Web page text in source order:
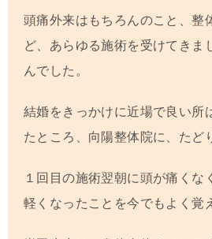
頭痛外来はもちろんのこと、整
ど、あらゆる施術を受けてきま
んでした。
結婚をきっかけに近場で良い所
たところ、向陽整体院に、たど
１回目の施術翌朝に頭が痛くな
軽くなったことを今でもよく覚